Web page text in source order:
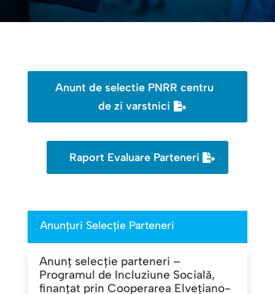
Anunt de selectie PNRR centru
de zi varstnici
Raport Evaluare Parteneri
Anunțuri Selecție Parteneri
Anunț selecție parteneri –
Programul de Incluziune Socială,
finanțat prin Cooperarea Elvețiano-